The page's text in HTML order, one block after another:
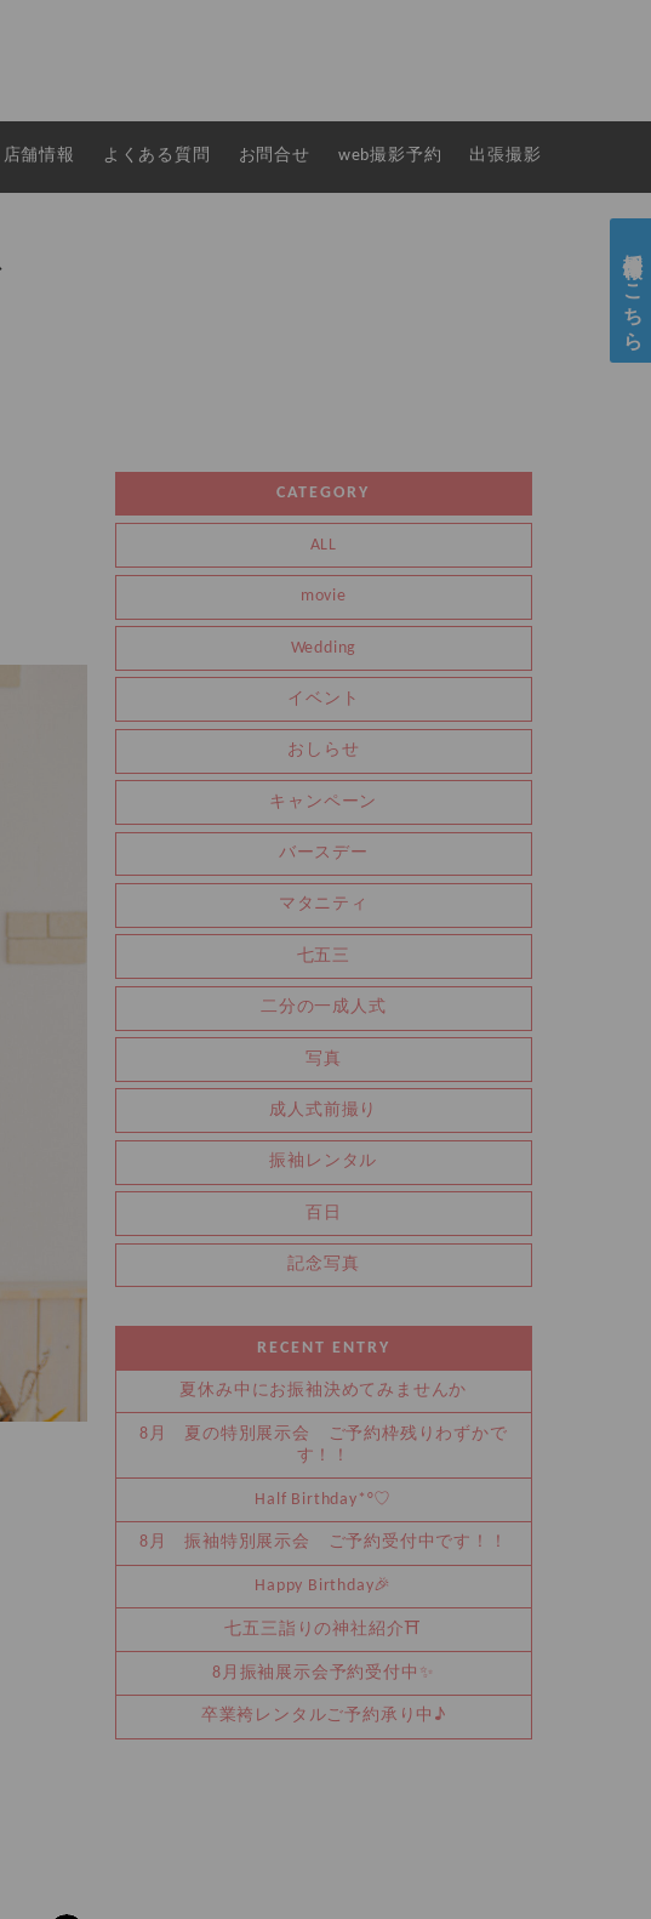
店舗情報 よくある質問 お問合せ web撮影予約 出張撮影
CATEGORY
ALL
movie
Wedding
イベント
おしらせ
キャンペーン
バースデー
マタニティ
七五三
二分の一成人式
写真
成人式前撮り
振袖レンタル
百日
記念写真
RECENT ENTRY
夏休み中にお振袖決めてみませんか
8月 夏の特別展示会 ご予約枠残りわずかで
す！！
Half Birthday‪‪*°♡
8月 振袖特別展示会 ご予約受付中です！！
Happy Birthday🎉
七五三詣りの神社紹介⛩️
8月振袖展示会予約受付中✨
卒業袴レンタルご予約承り中♪
採用情報はこちら